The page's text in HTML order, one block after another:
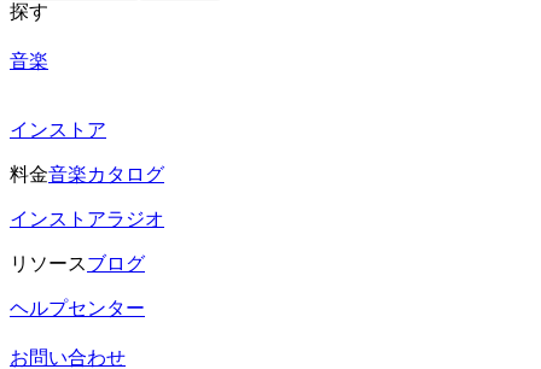
探す
音楽
インストア
料金音楽カタログ
インストアラジオ
リソースブログ
ヘルプセンター
お問い合わせ